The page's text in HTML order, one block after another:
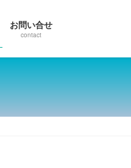
お問い合せ
contact